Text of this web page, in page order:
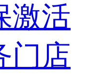
激活
门店